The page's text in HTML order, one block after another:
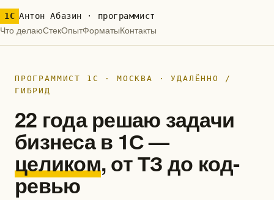
1С Антон Абазин · программист
Что делаюСтекОпытФорматыКонтакты
ПРОГРАММИСТ 1С · МОСКВА · УДАЛЁННО /
ГИБРИД
22 года решаю задачи
бизнеса в 1С —
целиком, от ТЗ до код-
ревью